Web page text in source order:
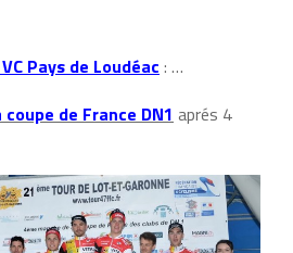
Pays de Loudéac : …
de France DN1 aprés 4